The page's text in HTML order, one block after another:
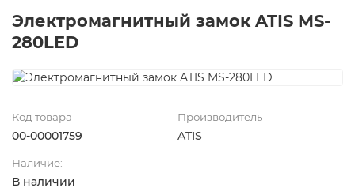
Электромагнитный замок ATIS MS-
280LED
Код товара
00-00001759
Производитель
ATIS
Наличие:
В наличии